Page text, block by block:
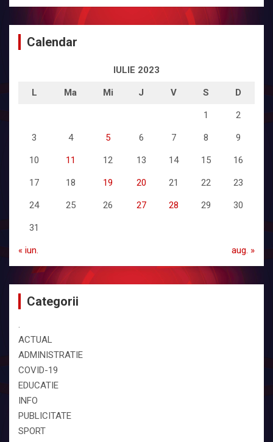
Calendar
IULIE 2023
L Ma Mi J V S D
1 2
3 4 5 6 7 8 9
10 11 12 13 14 15 16
17 18 19 20 21 22 23
24 25 26 27 28 29 30
31
« iun. aug. »
Categorii
.
ACTUAL
ADMINISTRATIE
COVID-19
EDUCATIE
INFO
PUBLICITATE
SPORT